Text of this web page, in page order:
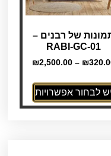
של רבנים –
RABI-GC-01
₪
–
₪2,500.00
יש לבחור אפשרויות